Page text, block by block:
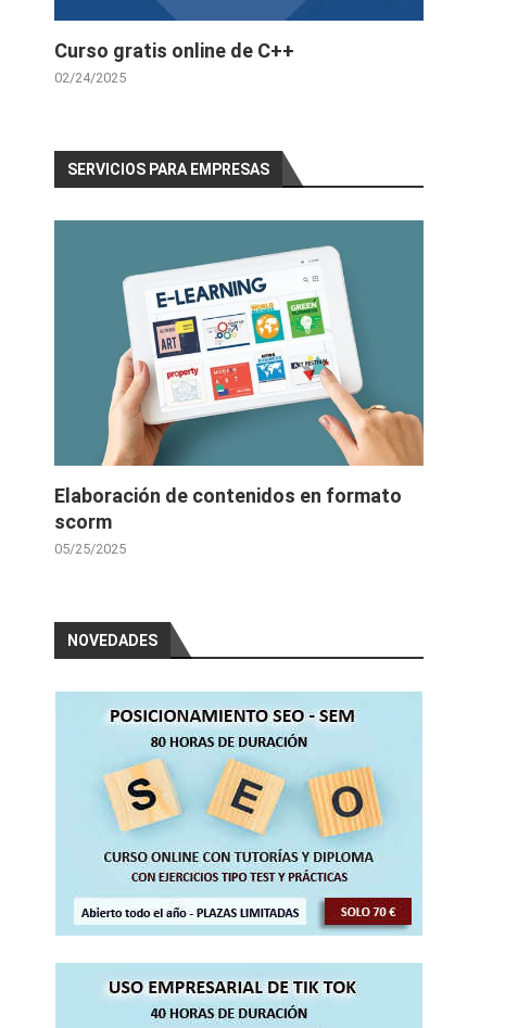
Curso gratis online de C++
02/24/2025
SERVICIOS PARA EMPRESAS
Elaboración de contenidos en formato
scorm
05/25/2025
NOVEDADES